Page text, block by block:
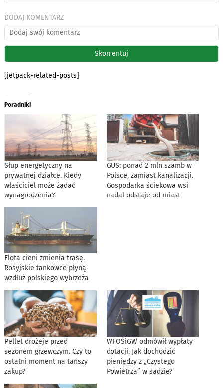
DODAJ KOMENTARZ
[jetpack-related-posts]
Poradniki
Słup energetyczny na
prywatnej działce. Kiedy
właściciel może żądać
wynagrodzenia?
GUS: ponad 2 mln szamb w
Polsce, zamiast kanalizacji.
Gospodarka ściekowa wsi
nadal odstaje od miast
Flota cieni zmienia trasę.
Rosyjskie tankowce płyną
wzdłuż polskiego wybrzeża
Pellet drożeje przed
sezonem grzewczym. Czy to
ostatni moment na tańszy
zakup?
WFOŚiGW odmówił wypłaty
dotacji. Jak dochodzić
pieniędzy z „Czystego
Powietrza” w sądzie?